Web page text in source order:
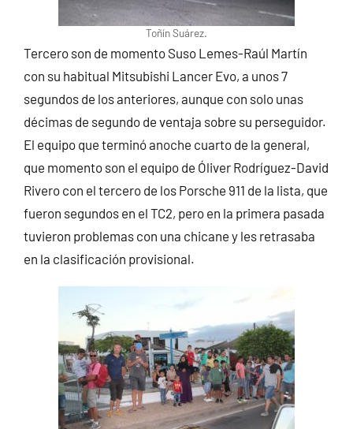
Toñín Suárez.
Tercero son de momento Suso Lemes-Raúl Martín
con su habitual Mitsubishi Lancer Evo, a unos 7
segundos de los anteriores, aunque con solo unas
décimas de segundo de ventaja sobre su perseguidor.
El equipo que terminó anoche cuarto de la general,
que momento son el equipo de Óliver Rodríguez-David
Rivero con el tercero de los Porsche 911 de la lista, que
fueron segundos en el TC2, pero en la primera pasada
tuvieron problemas con una chicane y les retrasaba
en la clasificación provisional.